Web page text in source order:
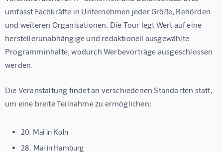
umfasst Fachkräfte in Unternehmen jeder Größe, Behörden
und weiteren Organisationen. Die Tour legt Wert auf eine
herstellerunabhängige und redaktionell ausgewählte
Programminhalte, wodurch Werbevorträge ausgeschlossen
werden.
Die Veranstaltung findet an verschiedenen Standorten statt,
um eine breite Teilnahme zu ermöglichen:
20. Mai in Köln
28. Mai in Hamburg